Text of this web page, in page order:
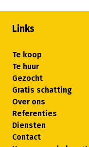
Links
Te koop
Te huur
Gezocht
Gratis schatting
Over ons
Referenties
Diensten
Contact